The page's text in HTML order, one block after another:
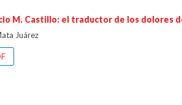
M. Castillo: el traductor de los dolores
Juárez